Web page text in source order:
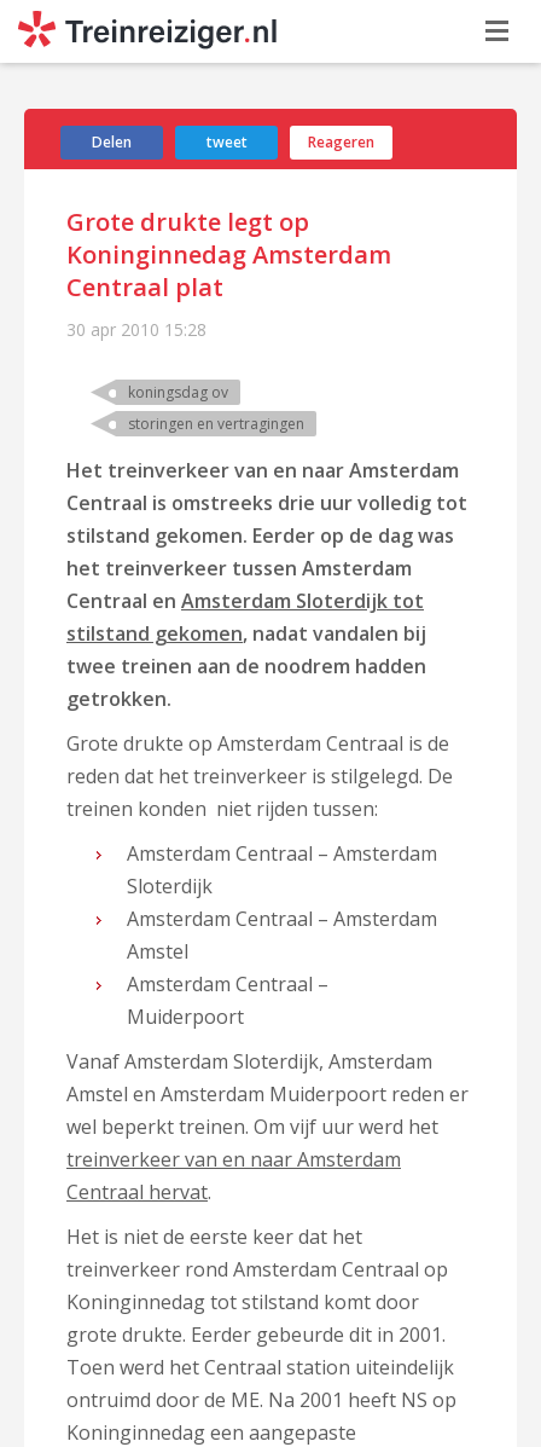
Delen tweet Reageren
Grote drukte legt op
Koninginnedag Amsterdam
Centraal plat
30 apr 2010 15:28
koningsdag ov
storingen en vertragingen
Het treinverkeer van en naar Amsterdam
Centraal is omstreeks drie uur volledig tot
stilstand gekomen. Eerder op de dag was
het treinverkeer tussen Amsterdam
Centraal en Amsterdam Sloterdijk tot
stilstand gekomen, nadat vandalen bij
twee treinen aan de noodrem hadden
getrokken.
Grote drukte op Amsterdam Centraal is de
reden dat het treinverkeer is stilgelegd. De
treinen konden niet rijden tussen:
Amsterdam Centraal – Amsterdam
Sloterdijk
Amsterdam Centraal – Amsterdam
Amstel
Amsterdam Centraal –
Muiderpoort
Vanaf Amsterdam Sloterdijk, Amsterdam
Amstel en Amsterdam Muiderpoort reden er
wel beperkt treinen. Om vijf uur werd het
treinverkeer van en naar Amsterdam
Centraal hervat.
Het is niet de eerste keer dat het
treinverkeer rond Amsterdam Centraal op
Koninginnedag tot stilstand komt door
grote drukte. Eerder gebeurde dit in 2001.
Toen werd het Centraal station uiteindelijk
ontruimd door de ME. Na 2001 heeft NS op
Koninginnedag een aangepaste